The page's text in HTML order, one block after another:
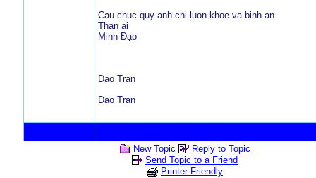
Cau chuc quy anh chi luon khoe va binh an
Than ai
Minh Đạo
Dao Tran
Dao Tran
New Topic
Reply to Topic
Send Topic to a Friend
Printer Friendly